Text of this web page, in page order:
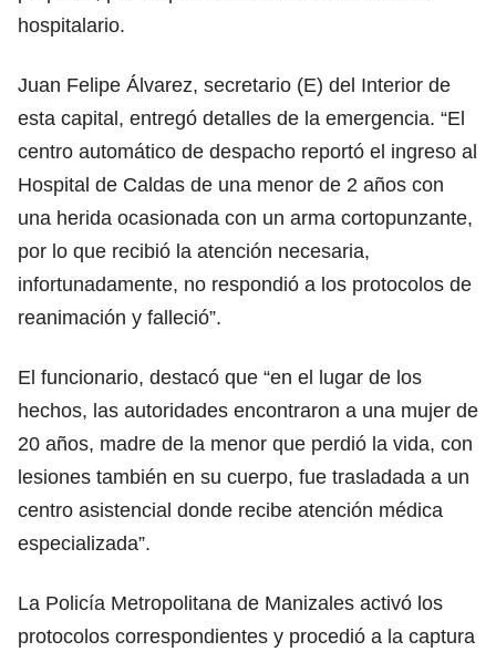
hospitalario.
Juan Felipe Álvarez, secretario (E) del Interior de
esta capital, entregó detalles de la emergencia. “El
centro automático de despacho reportó el ingreso al
Hospital de Caldas de una menor de 2 años con
una herida ocasionada con un arma cortopunzante,
por lo que recibió la atención necesaria,
infortunadamente, no respondió a los protocolos de
reanimación y falleció”.
El funcionario, destacó que “en el lugar de los
hechos, las autoridades encontraron a una mujer de
20 años, madre de la menor que perdió la vida, con
lesiones también en su cuerpo, fue trasladada a un
centro asistencial donde recibe atención médica
especializada”.
La Policía Metropolitana de Manizales activó los
protocolos correspondientes y procedió a la captura